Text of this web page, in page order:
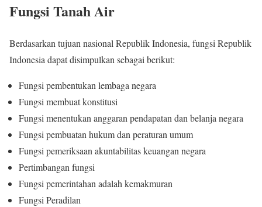
Fungsi Tanah Air
Berdasarkan tujuan nasional Republik Indonesia, fungsi Republik
Indonesia dapat disimpulkan sebagai berikut:
Fungsi pembentukan lembaga negara
Fungsi membuat konstitusi
Fungsi menentukan anggaran pendapatan dan belanja negara
Fungsi pembuatan hukum dan peraturan umum
Fungsi pemeriksaan akuntabilitas keuangan negara
Pertimbangan fungsi
Fungsi pemerintahan adalah kemakmuran
Fungsi Peradilan